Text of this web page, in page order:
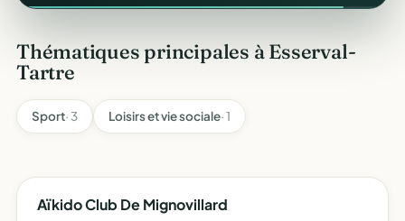
Thématiques principales à Esserval-
Tartre
Sport· 3 Loisirs et vie sociale· 1
Aïkido Club De Mignovillard